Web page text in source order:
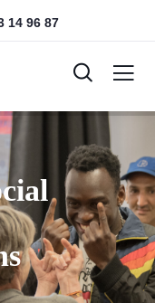
14 96 87